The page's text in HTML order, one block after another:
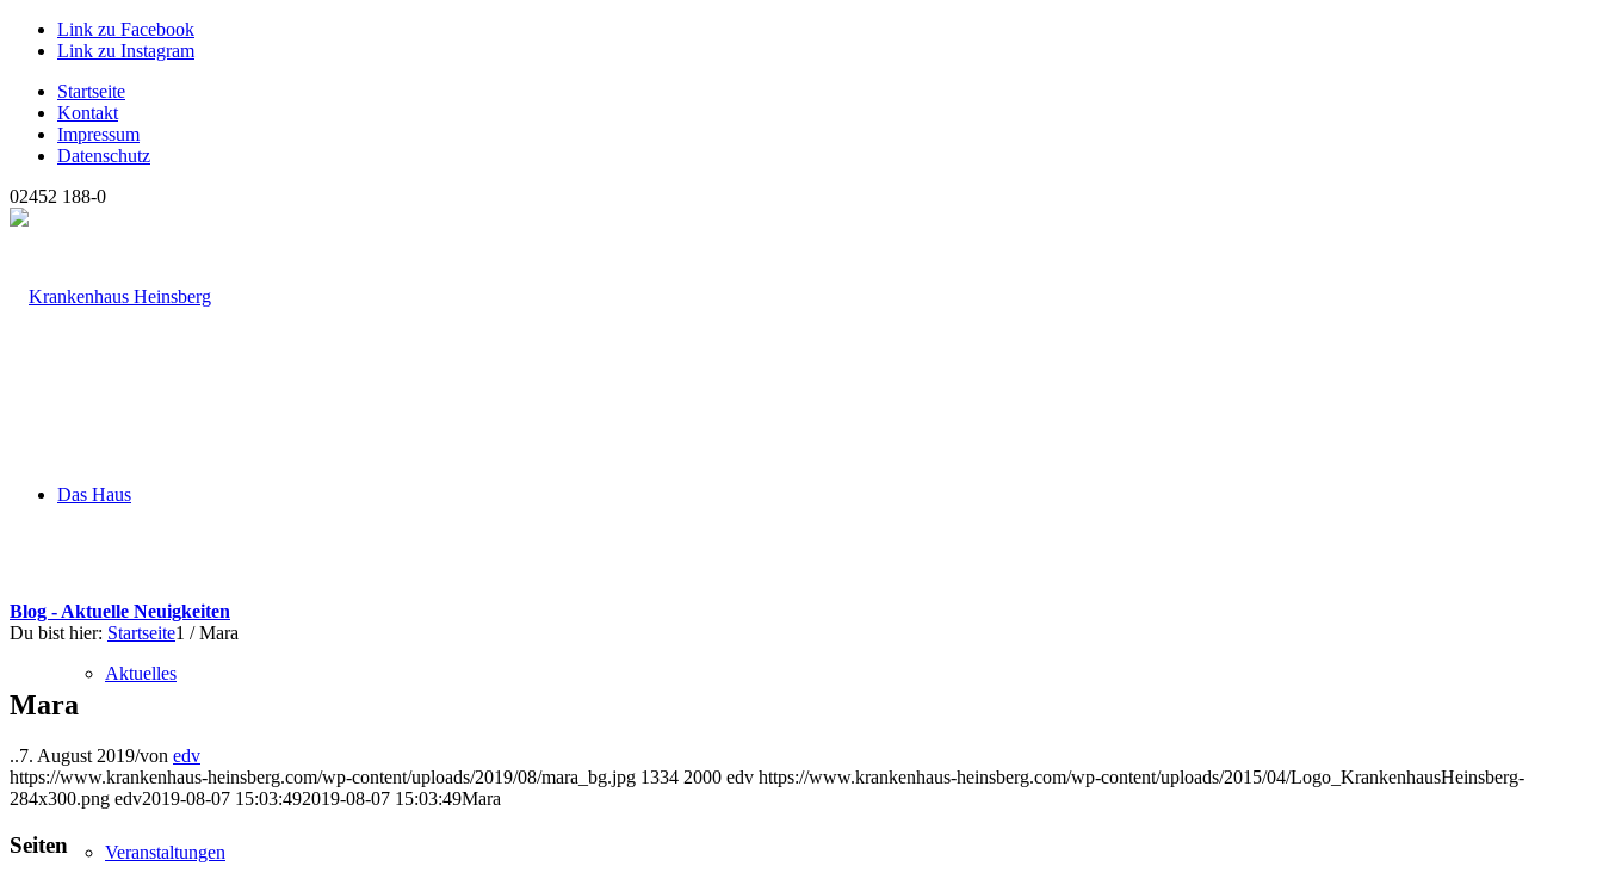
Link zu Facebook
Link zu Instagram
Startseite
Kontakt
Impressum
Datenschutz
02452 188-0
Das Haus
Aktuelles
Veranstaltungen
Blog - Aktuelle Neuigkeiten
Du bist hier: Startseite1 / Mara
Mara
..7. August 2019/von edv
https://www.krankenhaus-heinsberg.com/wp-content/uploads/2019/08/mara_bg.jpg 1334 2000 edv https://www.krankenhaus-heinsberg.com/wp-content/uploads/2015/04/Logo_KrankenhausHeinsberg-
284x300.png edv2019-08-07 15:03:492019-08-07 15:03:49Mara
Seiten